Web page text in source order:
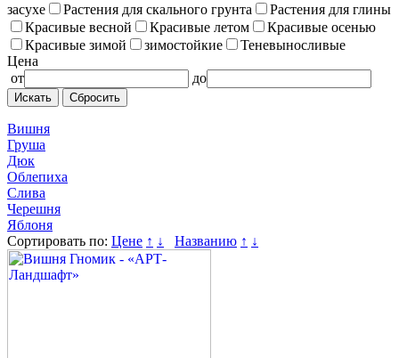
засухе
Растения для скального грунта
Растения для глины
Красивые весной
Красивые летом
Красивые осенью
Красивые зимой
зимостойкие
Теневыносливые
Цена
от
до
Сбросить
Вишня
Груша
Дюк
Облепиха
Слива
Черешня
Яблоня
Сортировать по: Цене ↑ ↓ Названию ↑ ↓